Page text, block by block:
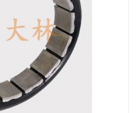
气动元件
CB离合器
实芯轮胎
联轴器